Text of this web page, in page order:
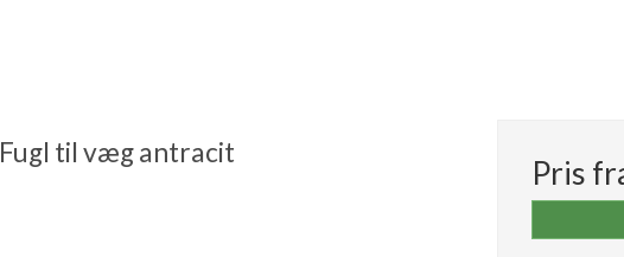
Fugl til væg antracit
Pris